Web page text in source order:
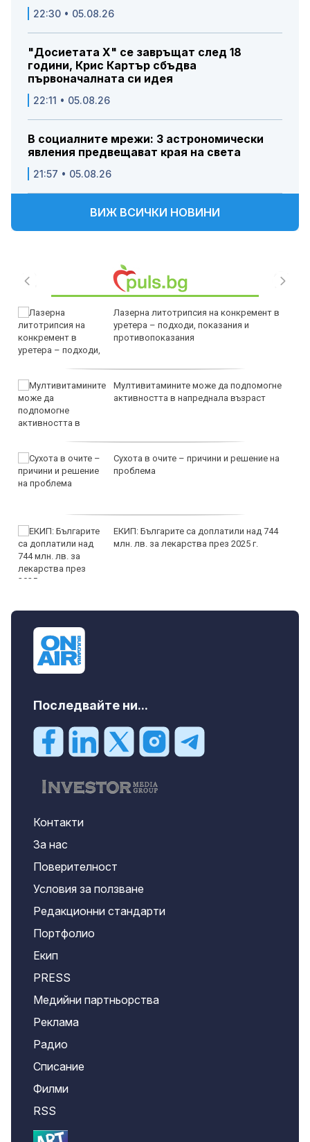
22:30 • 05.08.26
"Досиетата Х" се завръщат след 18
години, Крис Картър сбъдва
първоначалната си идея
22:11 • 05.08.26
В социалните мрежи: 3 астрономически
явления предвещават края на света
21:57 • 05.08.26
ВИЖ ВСИЧКИ НОВИНИ
Лазерна литотрипсия на конкремент в
уретера – подходи, показания и
противопоказания
Мултивитамините може да подпомогне
активността в напреднала възраст
Сухота в очите – причини и решение на
проблема
ЕКИП: Българите са доплатили над 744
млн. лв. за лекарства през 2025 г.
Последвайте ни...
Контакти
За нас
Поверителност
Условия за ползване
Редакционни стандарти
Портфолио
Екип
PRESS
Медийни партньорства
Реклама
Радио
Списание
Филми
RSS